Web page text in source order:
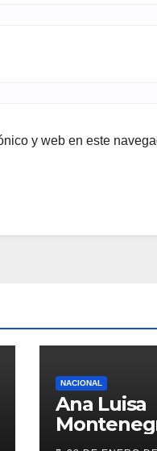
y web en este
NACIONAL
Ana Luisa
del